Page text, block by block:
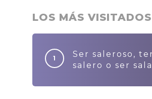
LOS MÁS VISITADOS
Ser saleroso,
salero o ser